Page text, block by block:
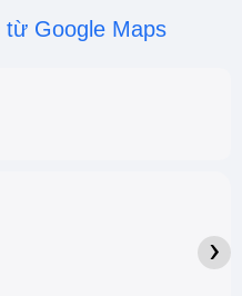
Google Maps
›